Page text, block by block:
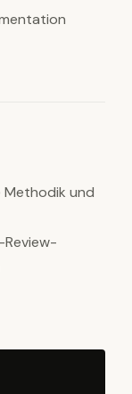
und